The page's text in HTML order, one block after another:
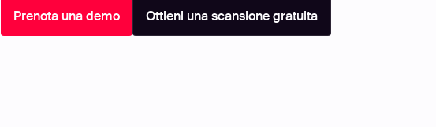
Prenota una demo Ottieni una scansione gratuita